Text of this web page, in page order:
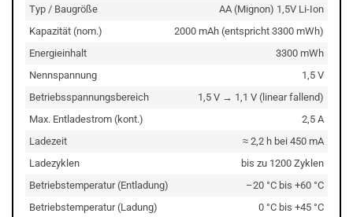
Typ / Baugröße
AA (Mignon) 1,5V Li-Ion
Kapazität (nom.)
2000 mAh (entspricht 3300 mWh)
Energieinhalt
3300 mWh
Nennspannung
1,5 V
Betriebsspannungsbereich
1,5 V → 1,1 V (linear fallend)
Max. Entladestrom (kont.)
2,5 A
Ladezeit
≈ 2,2 h bei 450 mA
Ladezyklen
bis zu 1200 Zyklen
Betriebstemperatur (Entladung)
–20 °C bis +60 °C
Betriebstemperatur (Ladung)
0 °C bis +45 °C